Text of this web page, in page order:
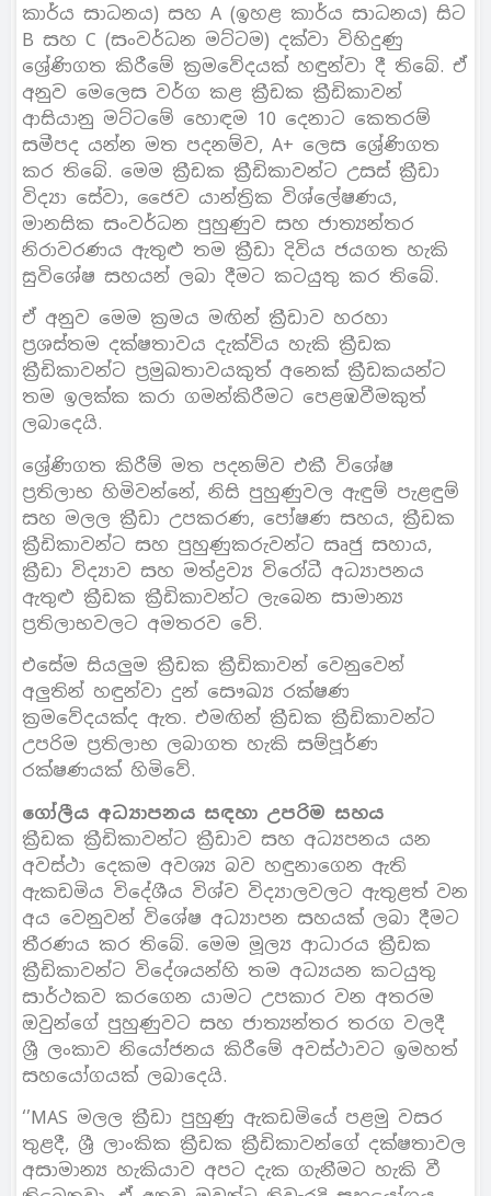
කාර්ය සාධනය) සහ A (ඉහළ කාර්ය සාධනය) සිට
B සහ C (සංවර්ධන මට්ටම) දක්වා විහිදුණු
ශ්‍රේණිගත කිරීමේ ක්‍රමවේදයක් හඳුන්වා දී තිබේ. ඒ
අනුව මෙලෙස වර්ග කළ ක්‍රීඩක ක්‍රීඩිකාවන්
ආසියානු මට්ටමේ හොඳම 10 දෙනාට කෙතරම්
සමීපද යන්න මත පදනම්ව, A+ ලෙස ශ්‍රේණිගත
කර තිබේ. මෙම ක්‍රීඩක ක්‍රීඩිකාවන්ට උසස් ක්‍රීඩා
විද්‍යා සේවා, ජෛව යාන්ත්‍රික විශ්ලේෂණය,
මානසික සංවර්ධන පුහුණුව සහ ජාත්‍යන්තර
නිරාවරණය ඇතුළු තම ක්‍රීඩා දිවිය ජයගත හැකි
සුවිශේෂ සහයන් ලබා දීමට කටයුතු කර තිබේ.
ඒ අනුව මෙම ක්‍රමය මඟින් ක්‍රීඩාව හරහා
ප්‍රශස්තම දක්ෂතාවය දැක්විය හැකි ක්‍රීඩක
ක්‍රීඩිකාවන්ට ප්‍රමුඛතාවයකුත් අනෙක් ක්‍රීඩකයන්ට
තම ඉලක්ක කරා ගමන්කිරීමට පෙළඹවීමකුත්
ලබාදෙයි.
ශ්‍රේණිගත කිරීම් මත පදනම්ව එකී විශේෂ
ප්‍රතිලාභ හිමිවන්නේ, නිසි පුහුණුවල ඇඳුම් පැළඳුම්
සහ මලල ක්‍රීඩා උපකරණ, පෝෂණ සහය, ක්‍රීඩක
ක්‍රීඩිකාවන්ට සහ පුහුණුකරුවන්ට සෘජු සහාය,
ක්‍රීඩා විද්‍යාව සහ මත්ද්‍රව්‍ය විරෝධී අධ්‍යාපනය
ඇතුළු ක්‍රීඩක ක්‍රීඩිකාවන්ට ලැබෙන සාමාන්‍ය
ප්‍රතිලාභවලට අමතරව වේ.
එසේම සියලුම ක්‍රීඩක ක්‍රීඩිකාවන් වෙනුවෙන්
අලුතින් හඳුන්වා දුන් සෞඛ්‍ය රක්ෂණ
ක්‍රමවේදයක්ද ඇත. එමඟින් ක්‍රීඩක ක්‍රීඩිකාවන්ට
උපරිම ප්‍රතිලාභ ලබාගත හැකි සම්පූර්ණ
රක්ෂණයක් හිමිවේ.
ගෝලීය අධ්‍යාපනය සඳහා උපරිම සහය
ක්‍රීඩක ක්‍රීඩිකාවන්ට ක්‍රීඩාව සහ අධ්‍යපනය යන
අවස්ථා දෙකම අවශ්‍ය බව හඳුනාගෙන ඇති
ඇකඩමිය විදේශීය විශ්ව විද්‍යාලවලට ඇතුළත් වන
අය වෙනුවන් විශේෂ අධ්‍යාපන සහයක් ලබා දීමට
තීරණය කර තිබේ. මෙම මූල්‍ය ආධාරය ක්‍රීඩක
ක්‍රීඩිකාවන්ට විදේශයන්හි තම අධ්‍යයන කටයුතු
සාර්ථකව කරගෙන යාමට උපකාර වන අතරම
ඔවුන්ගේ පුහුණුවට සහ ජාත්‍යන්තර තරග වලදී
ශ්‍රී ලංකාව නියෝජනය කිරීමේ අවස්ථාවට ඉමහත්
සහයෝගයක් ලබාදෙයි.
‘’MAS මලල ක්‍රීඩා පුහුණු ඇකඩමියේ පළමු වසර
තුළදී, ශ්‍රී ලාංකික ක්‍රීඩක ක්‍රීඩිකාවන්ගේ දක්ෂතාවල
අසාමාන්‍ය හැකියාව අපට දැක ගැනීමට හැකි වී